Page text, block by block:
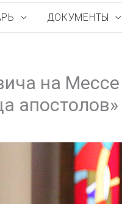
ДОКУМЕНТЫ
на
апостолов»